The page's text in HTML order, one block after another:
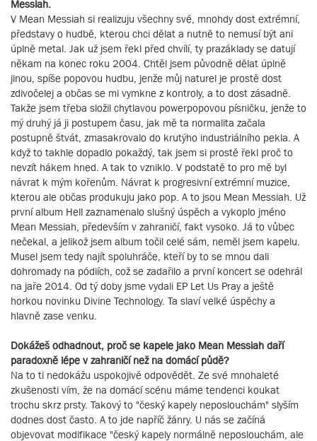
Messiah.
V Mean Messiah si realizuju všechny své, mnohdy dost extrémní,
představy o hudbě, kterou chci dělat a nutně to nemusí být ani
úplně metal. Jak už jsem řekl před chvílí, ty prazáklady se datují
někam na konec roku 2004. Chtěl jsem původně dělat úplně
jinou, spíše popovou hudbu, jenže můj naturel je prostě dost
zdivočelej a občas se mi vymkne z kontroly, a to dost zásadně.
Takže jsem třeba složil chytlavou powerpopovou písničku, jenže to
mý druhý já ji postupem času, jak mě ta normalita začala
postupně štvát, zmasakrovalo do krutýho industriálního pekla. A
když to takhle dopadlo pokaždý, tak jsem si prostě řekl proč to
nevzít hákem hned. A tak to vzniklo. V podstatě to pro mě byl
návrat k mým kořenům. Návrat k progresivní extrémní muzice,
kterou ale občas produkuju jako pop. A to jsou Mean Messiah. Už
první album Hell zaznamenalo slušný úspěch a vykoplo jméno
Mean Messiah, především v zahraničí, fakt vysoko. Já to vůbec
nečekal, a jelikož jsem album točil celé sám, neměl jsem kapelu.
Musel jsem tedy najít spoluhráče, kteří by to se mnou dali
dohromady na pódiích, což se zadařilo a první koncert se odehrál
na jaře 2014. Od tý doby jsme vydali EP Let Us Pray a ještě
horkou novinku Divine Technology. Ta slaví velké úspěchy a
hlavně zase venku.
Dokážeš odhadnout, proč se kapele jako Mean Messiah daří
paradoxně lépe v zahraničí než na domácí půdě?
Na to ti nedokážu uspokojivě odpovědět. Ze své mnohaleté
zkušenosti vím, že na domácí scénu máme tendenci koukat
trochu skrz prsty. Takový to "český kapely neposlouchám" slyším
dodnes dost často. A to jde napříč žánry. U nás se začíná
objevovat modifikace "český kapely normálně neposlouchám, ale